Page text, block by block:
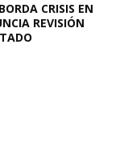
CRISIS EN
REVISIÓN